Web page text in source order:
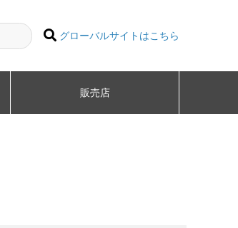
グローバルサイトはこちら
販売店